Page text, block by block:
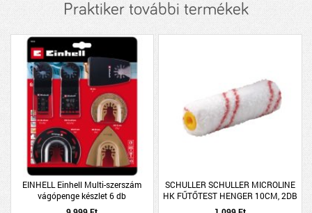
Praktiker további termékek
EINHELL Einhell Multi-szerszám
vágópenge készlet 6 db
SCHULLER SCHULLER MICROLINE
HK FŰTŐTEST HENGER 10CM, 2DB
9MM-ES SZÁLHOSSZ